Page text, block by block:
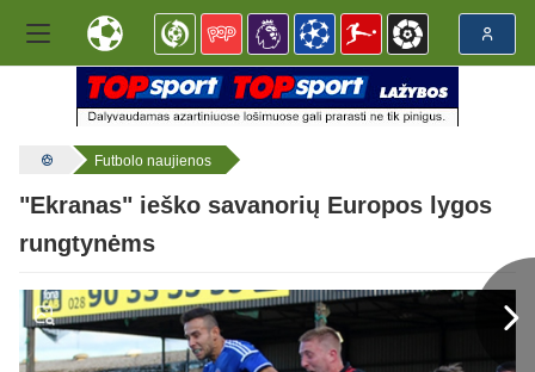
Futbolo naujienos
"Ekranas" ieško savanorių Europos lygos
rungtynėms